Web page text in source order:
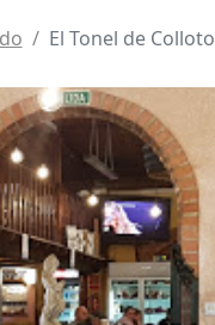
El Tonel de Colloto